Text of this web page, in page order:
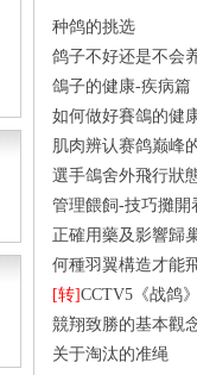
种鸽的挑选
鸽子不好还是不会
鴿子的健康-疾病篇
如何做好賽鴿的健
肌肉辨认赛鸽巅峰
選手鴿舍外飛行狀
管理餵飼-技巧攤開
正確用藥及影響歸
何種羽翼構造才能
[转]CCTV5《战鸽
競翔致勝的基本觀
关于淘汰的准绳